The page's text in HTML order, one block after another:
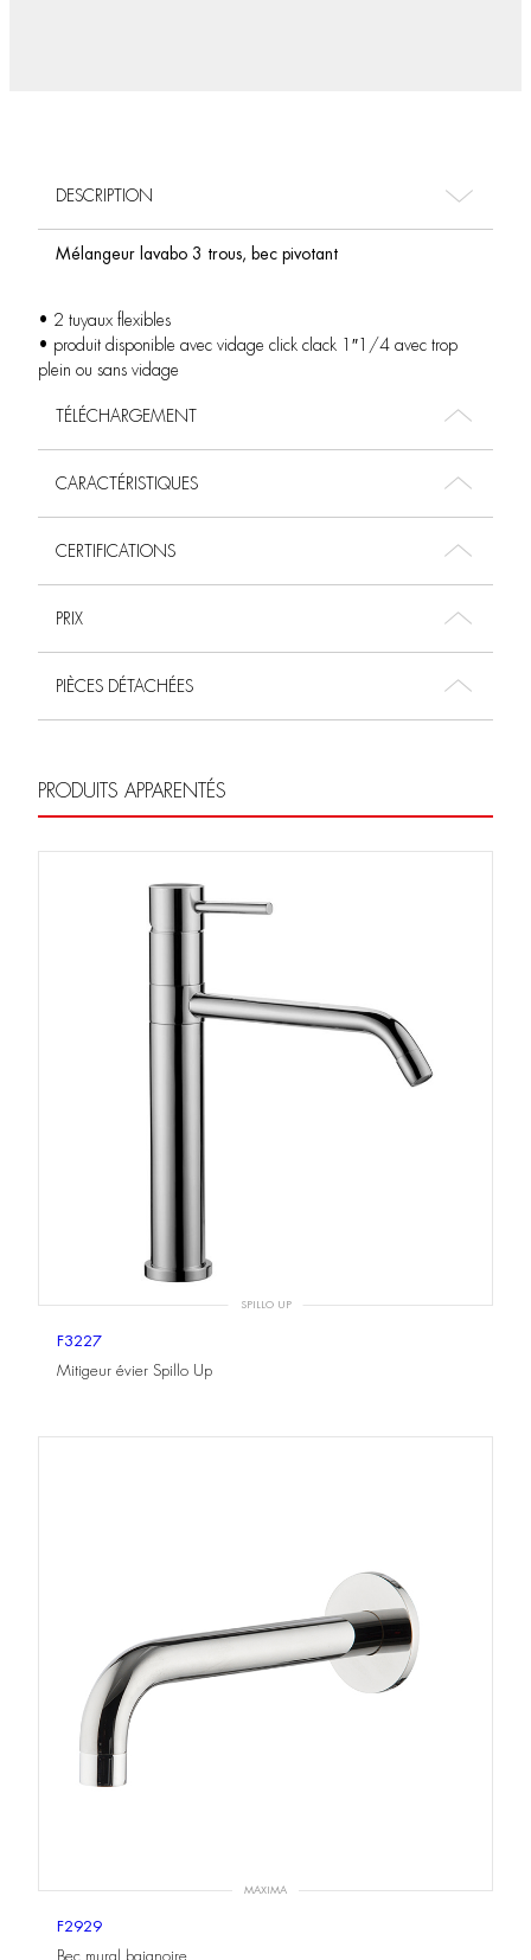
DESCRIPTION
Mélangeur lavabo 3 trous, bec pivotant
• 2 tuyaux flexibles
• produit disponible avec vidage click clack 1″1/4 avec trop
plein ou sans vidage
TÉLÉCHARGEMENT
CARACTÉRISTIQUES
CERTIFICATIONS
PRIX
PIÈCES DÉTACHÉES
PRODUITS APPARENTÉS
SPILLO UP
F3227
Mitigeur évier Spillo Up
MAXIMA
F2929
Bec mural baignoire